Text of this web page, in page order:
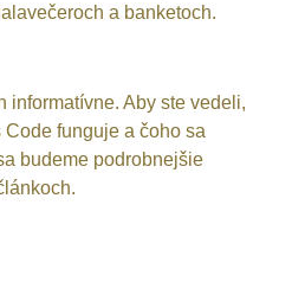
a banketoch.
informatívne. Aby ste vedeli,
funguje a čoho sa
budeme podrobnejšie